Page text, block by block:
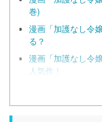
巻)
漫画「加護なし令
る？
漫画「加護なし令
人気作！